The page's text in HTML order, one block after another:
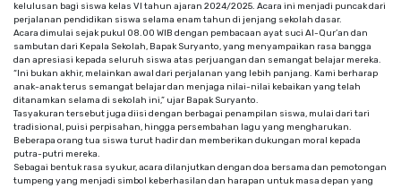
kelulusan bagi siswa kelas VI tahun ajaran 2024/2025. Acara ini menjadi puncak dari
perjalanan pendidikan siswa selama enam tahun di jenjang sekolah dasar.
Acara dimulai sejak pukul 08.00 WIB dengan pembacaan ayat suci Al-Qur’an dan
sambutan dari Kepala Sekolah, Bapak Suryanto, yang menyampaikan rasa bangga
dan apresiasi kepada seluruh siswa atas perjuangan dan semangat belajar mereka.
“Ini bukan akhir, melainkan awal dari perjalanan yang lebih panjang. Kami berharap
anak-anak terus semangat belajar dan menjaga nilai-nilai kebaikan yang telah
ditanamkan selama di sekolah ini,” ujar Bapak Suryanto.
Tasyakuran tersebut juga diisi dengan berbagai penampilan siswa, mulai dari tari
tradisional, puisi perpisahan, hingga persembahan lagu yang mengharukan.
Beberapa orang tua siswa turut hadir dan memberikan dukungan moral kepada
putra-putri mereka.
Sebagai bentuk rasa syukur, acara dilanjutkan dengan doa bersama dan pemotongan
tumpeng yang menjadi simbol keberhasilan dan harapan untuk masa depan yang